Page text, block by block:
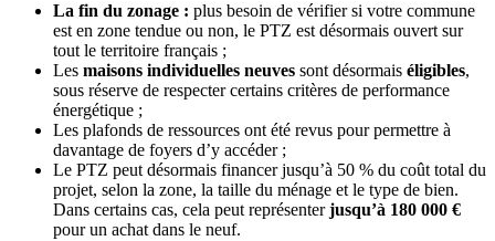
La fin du zonage : plus besoin de vérifier si votre commune
est en zone tendue ou non, le PTZ est désormais ouvert sur
tout le territoire français ;
Les maisons individuelles neuves sont désormais éligibles,
sous réserve de respecter certains critères de performance
énergétique ;
Les plafonds de ressources ont été revus pour permettre à
davantage de foyers d’y accéder ;
Le PTZ peut désormais financer jusqu’à 50 % du coût total du
projet, selon la zone, la taille du ménage et le type de bien.
Dans certains cas, cela peut représenterjusqu’à 180 000 €
pour un achat dans le neuf.